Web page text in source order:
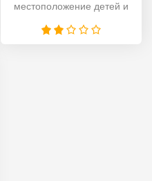
местоположение детей и
безопасность через